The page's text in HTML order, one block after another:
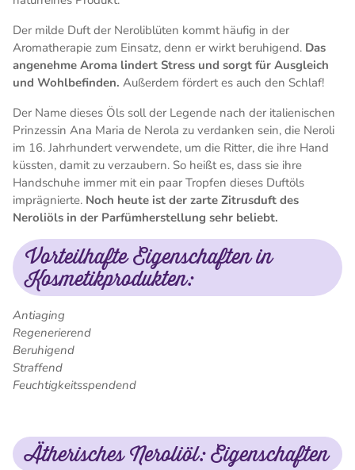
Der milde Duft der Neroliblüten kommt häufig in der
Aromatherapie zum Einsatz, denn er wirkt beruhigend. Das
angenehme Aroma lindert Stress und sorgt für Ausgleich
und Wohlbefinden. Außerdem fördert es auch den Schlaf!
Der Name dieses Öls soll der Legende nach der italienischen
Prinzessin Ana Maria de Nerola zu verdanken sein, die Neroli
im 16. Jahrhundert verwendete, um die Ritter, die ihre Hand
küssten, damit zu verzaubern. So heißt es, dass sie ihre
Handschuhe immer mit ein paar Tropfen dieses Duftöls
imprägnierte. Noch heute ist der zarte Zitrusduft des
Neroliöls in der Parfümherstellung sehr beliebt.
Vorteilhafte Eigenschaften in
Kosmetikprodukten:
Antiaging
Regenerierend
Beruhigend
Straffend
Feuchtigkeitsspendend
Ätherisches Neroliöl: Eigenschaften